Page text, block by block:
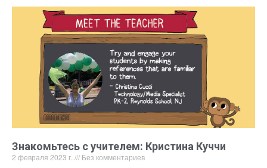
Знакомьтесь с учителем: Кристина Куччи
2 февраля 2023 г. Без комментариев